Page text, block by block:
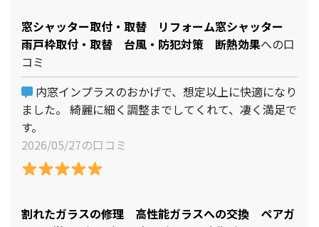
窓シャッター取付・取替 リフォーム窓シャッター
雨戸枠取付・取替 台風・防犯対策 断熱効果への口
コミ
内窓インプラスのおかげで、想定以上に快適になり
ました。 綺麗に細く調整までしてくれて、凄く満足で
す。
2026/05/27の口コミ
割れたガラスの修理 高性能ガラスへの交換 ペアガ